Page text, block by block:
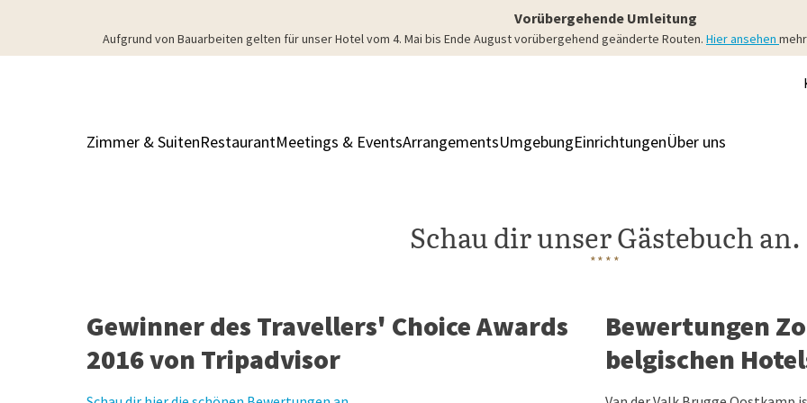
Vorübergehende Umleitung
Aufgrund von Bauarbeiten gelten für unser Hotel vom 4. Mai bis Ende August vorübergehend geänderte Routen. Hier ansehen
Zimmer & SuitenRestaurantMeetings & EventsArrangementsUmgebungEinrichtungenÜber uns
Schau dir unser Gästebuch an.
****
Gewinner des Travellers' Choice Awards
2016 von Tripadvisor
Bewertungen
belgischen